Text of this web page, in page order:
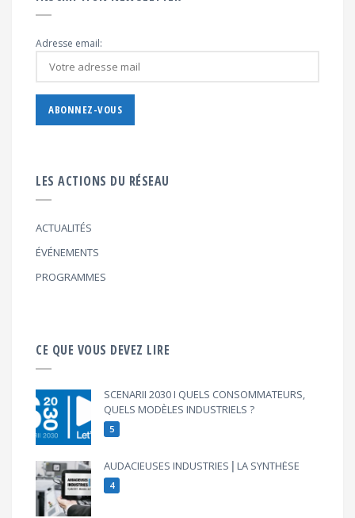
Adresse email:
LES ACTIONS DU RÉSEAU
ACTUALITÉS
ÉVÉNEMENTS
PROGRAMMES
CE QUE VOUS DEVEZ LIRE
SCENARII 2030 I QUELS CONSOMMATEURS,
QUELS MODÈLES INDUSTRIELS ?
5
AUDACIEUSES INDUSTRIES⎪LA SYNTHÈSE
4